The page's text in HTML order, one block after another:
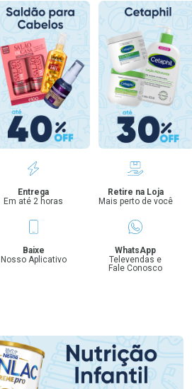
Entrega
Em até 2 horas
Retire na Loja
Mais perto de você
Baixe
Nosso Aplicativo
WhatsApp
Televendas e
Fale Conosco